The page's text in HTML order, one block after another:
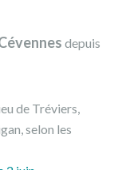
depuis
de Tréviers,
selon les